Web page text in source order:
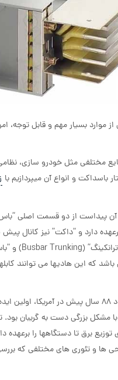
از موارد بسیار مهم و قابل
مختلفی مثل خودرو سازی،
باسداکت و انواع آن میپردازیم با
دارد و “داکت” نیز کانال
که این هادیها می توانند
بزرگی دست به گریبان بود.
و تئوری های مختلفی که بررسی